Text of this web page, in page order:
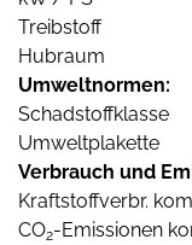
Treibstoff
Hubraum
Umweltnormen:
Schadstoffklasse
Umweltplakette
Verbrauch und
Kraftstoffverbr.
CO2-Emissionen